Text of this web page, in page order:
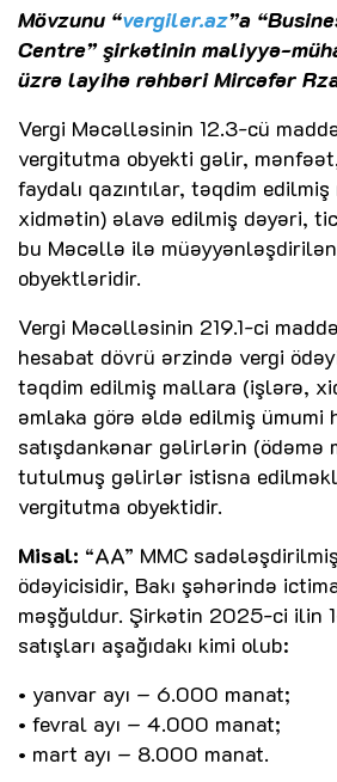
Mövzunu “vergiler.az”a
Centre” şirkətinin maliyyə-
üzrə layihə rəhbəri Mircəfər
Vergi Məcəlləsinin 12.3-cü
vergitutma obyekti gəlir,
faydalı qazıntılar, təqdim
xidmətin) əlavə edilmiş dəyəri,
bu Məcəllə ilə
obyektləridir.
Vergi Məcəlləsinin 219.1-ci
hesabat dövrü ərzində vergi
təqdim edilmiş mallara (işlərə,
əmlaka görə əldə edilmiş ümumi
satışdankənar gəlirlərin (ödəmə
tutulmuş gəlirlər istisna
vergitutma obyektidir.
Misal: “AA” MMC
ödəyicisidir, Bakı şəhərində
məşğuldur. Şirkətin 2025-ci ilin
satışları aşağıdakı kimi olub:
• yanvar ayı – 6.000 manat;
• fevral ayı – 4.000 manat;
• mart ayı – 8.000 manat.